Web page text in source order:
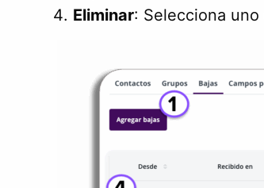
Eliminar: Selecciona